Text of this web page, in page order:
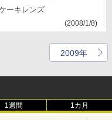
ーキレンズ
(2008/1/8)
2009年
1週間 1カ月